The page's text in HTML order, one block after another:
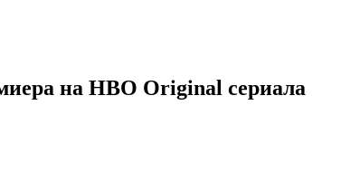
на HBO Original сериала